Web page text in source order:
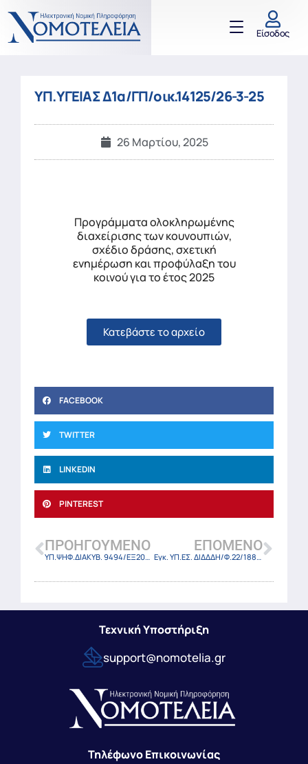
Είσοδος
ΥΠ.ΥΓΕΙΑΣ Δ1α/ΓΠ/οικ.14125/26-3-25
26 Μαρτίου, 2025
Προγράμματα ολοκληρωμένης
διαχείρισης των κουνουπιών,
σχέδιο δράσης, σχετική
ενημέρωση και προφύλαξη του
κοινού για το έτος 2025
Κατεβάστε το αρχείο
FACEBOOK
TWITTER
LINKEDIN
PINTEREST
ΠΡΟΗΓΟΎΜΕΝΟ
ΥΠ.ΨΗΦ.ΔΙΑΚΥΒ. 9494/ΕΞ2025/24-3-25
ΕΠΌΜΕΝΟ
Εγκ. ΥΠ.ΕΣ. ΔΙΔΔΔΗ/Φ.22/1884/29-1-25
Τεχνική Υποστήριξη
support@nomotelia.gr
Τηλέφωνο Επικοινωνίας